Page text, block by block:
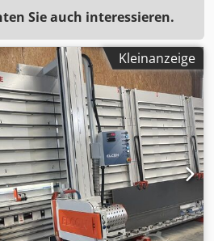
Sie auch interessieren.
Kleinanzeige